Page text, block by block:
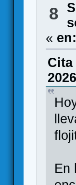
8
« en:
Cita
En